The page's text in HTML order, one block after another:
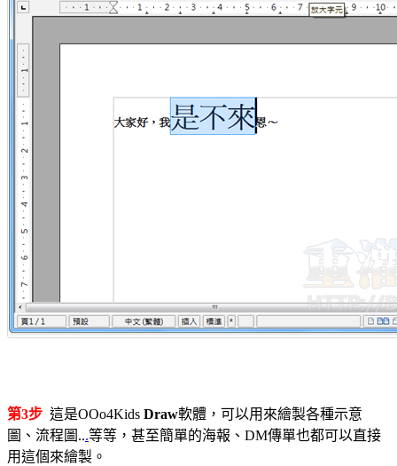
第3步 這是OOo4Kids Draw軟體，可以用來繪製各種示意
圖、流程圖...等等，甚至簡單的海報、DM傳單也都可以直接
用這個來繪製。